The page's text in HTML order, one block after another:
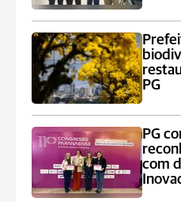
PG
PG
com